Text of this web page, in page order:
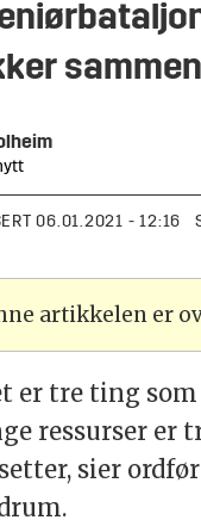
06.01.2021 - 12:16
artikkelen er
er tre ting
ressurser er
sier